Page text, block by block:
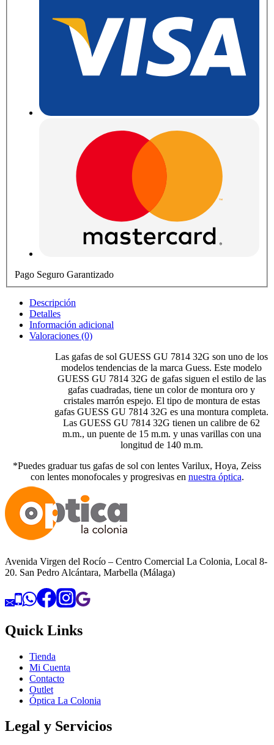
Pago Seguro Garantizado
Descripción
Detalles
Información adicional
Valoraciones (0)
Las gafas de sol GUESS GU 7814 32G son uno de los
modelos tendencias de la marca Guess. Este modelo
GUESS GU 7814 32G de gafas siguen el estilo de las
gafas cuadradas, tiene un color de montura oro y
cristales marrón espejo. El tipo de montura de estas
gafas GUESS GU 7814 32G es una montura completa.
Las GUESS GU 7814 32G tienen un calibre de 62
m.m., un puente de 15 m.m. y unas varillas con una
longitud de 140 m.m.
*Puedes graduar tus gafas de sol con lentes Varilux, Hoya, Zeiss
con lentes monofocales y progresivas en nuestra óptica.
Avenida Virgen del Rocío – Centro Comercial La Colonia, Local 8-
20. San Pedro Alcántara, Marbella (Málaga)
Quick Links
Tienda
Mi Cuenta
Contacto
Outlet
Óptica La Colonia
Legal y Servicios